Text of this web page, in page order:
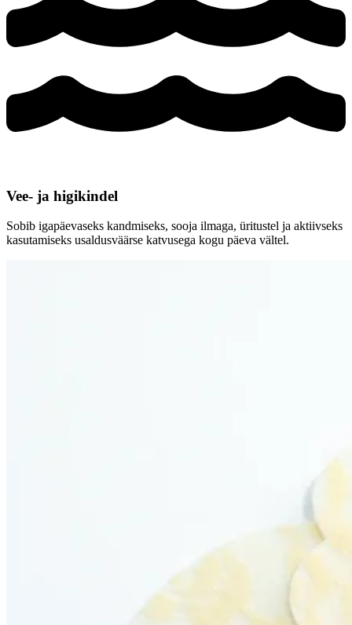
Vee- ja higikindel
Sobib igapäevaseks kandmiseks, sooja ilmaga, üritustel ja aktiivseks
kasutamiseks usaldusväärse katvusega kogu päeva vältel.